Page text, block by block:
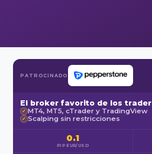
PATROCINADO
El broker favorito de los
✓ MT4, MT5, cTrader y TradingView
✓ Scalping sin restricciones
0.1
PIP EUR/USD